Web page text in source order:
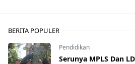
BERITA POPULER
Pendidikan
Serunya MPLS Dan